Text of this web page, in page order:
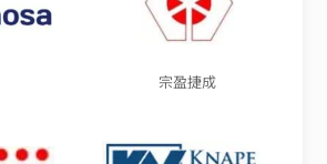
宗盈捷成